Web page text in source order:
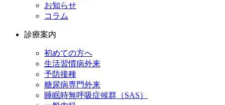
お知らせ
コラム
診療案内
初めての方へ
生活習慣病外来
予防接種
糖尿病専門外来
睡眠時無呼吸症候群（SAS）